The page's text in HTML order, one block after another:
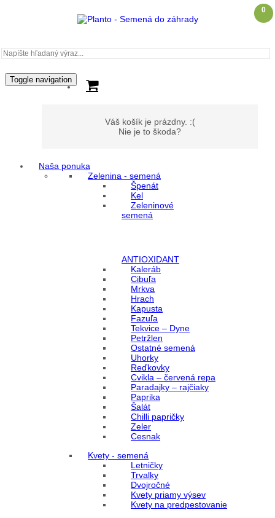
Toggle navigation
0
Váš košík je prázdny. :(
Nie je to škoda?
Naša ponuka
Zelenina - semená
Špenát
Kel
Zeleninové
semená
ANTIOXIDANT
Kaleráb
Cibuľa
Mrkva
Hrach
Kapusta
Fazuľa
Tekvice – Dyne
Petržlen
Ostatné semená
Uhorky
Reďkovky
Cvikla – červená repa
Paradajky – rajčiaky
Paprika
Šalát
Chilli papričky
Zeler
Cesnak
Kvety - semená
Letničky
Trvalky
Dvojročné
Kvety priamy výsev
Kvety na predpestovanie